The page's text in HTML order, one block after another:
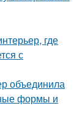
где
с
объединила
формы и